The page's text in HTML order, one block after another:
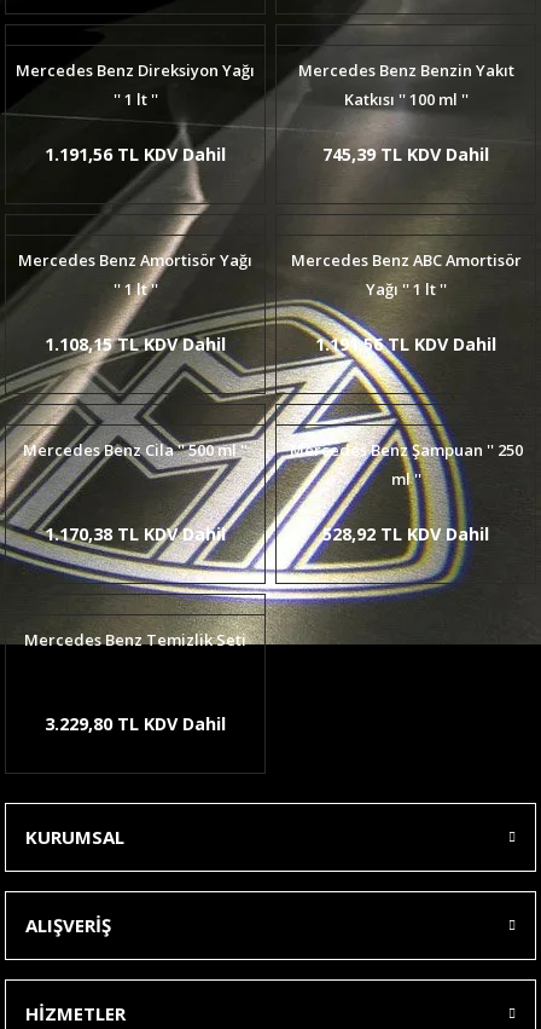
Mercedes Benz Direksiyon Yağı
'' 1 lt ''
1.191,56 TL KDV Dahil
Mercedes Benz Benzin Yakıt
Katkısı '' 100 ml ''
745,39 TL KDV Dahil
Mercedes Benz Amortisör Yağı
'' 1 lt ''
1.108,15 TL KDV Dahil
Mercedes Benz ABC Amortisör
Yağı '' 1 lt ''
1.191,56 TL KDV Dahil
Mercedes Benz Cila '' 500 ml ''
1.170,38 TL KDV Dahil
Mercedes Benz Şampuan '' 250
ml ''
528,92 TL KDV Dahil
Mercedes Benz Temizlik Seti
3.229,80 TL KDV Dahil
KURUMSAL
ALIŞVERİŞ
HİZMETLER